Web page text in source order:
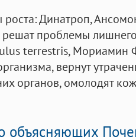
роста: Динатроп,
проблемы
terrestris, Мориамин
вернут
органов, омолодят
объясняющих